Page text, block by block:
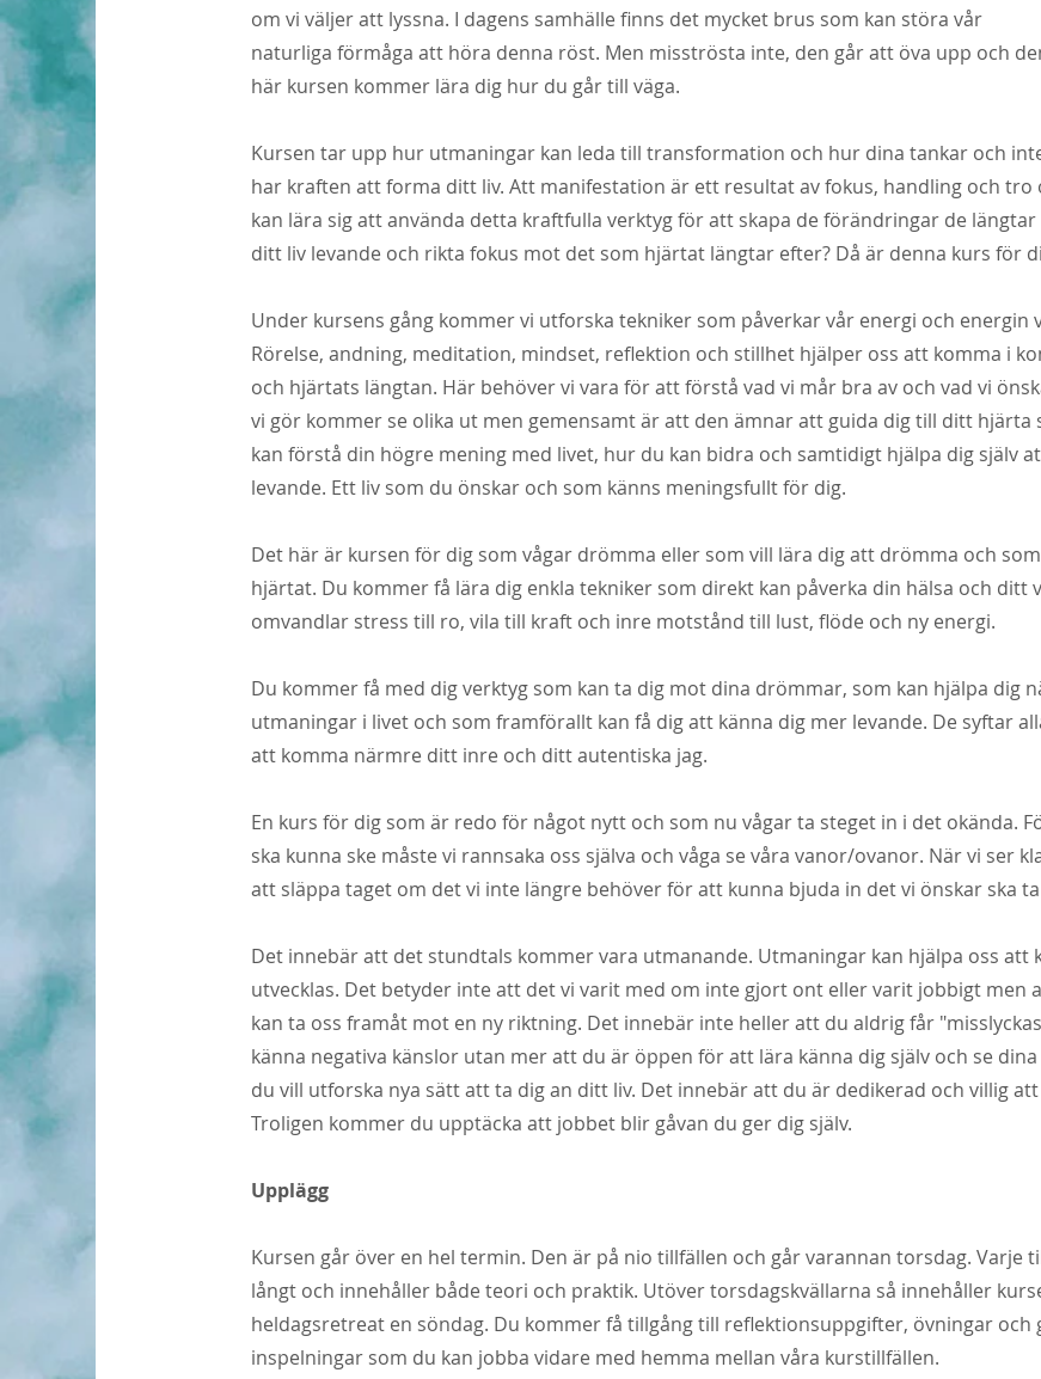
om vi väljer att lyssna. I dagens samhälle finns det mycket brus som kan störa vår
naturliga förmåga att höra denna röst. Men misströsta inte, den går att öva upp och
här kursen kommer lära dig hur du går till väga.
Kursen tar upp hur utmaningar kan leda till transformation och hur dina tankar och
har kraften att forma ditt liv. Att manifestation är ett resultat av fokus, handling och tro
kan lära sig att använda detta kraftfulla verktyg föratt skapa de förändringar de längtar
ditt liv levande och rikta fokus mot det som hjärtat längtar efter? Då är denna kurs för
Under kursens gång kommer vi utforska tekniker som påverkar vår energi och energin
Rörelse, andning, meditation, mindset, reflektion och stillhet hjälper oss att komma i
och hjärtats längtan. Här behöver vi vara för att förstå vad vi mår bra av och vad vi
vi gör kommer se olika ut men gemensamt är att den ämnar att guida dig till ditt hjärta
kan förstå din högre mening med livet, hur du kan bidra och samtidigt hjälpa dig själv
levande. Ett liv som du önskar och som känns meningsfullt för dig.
Det här är kursen för dig som vågar drömma eller som vill lära dig att drömma och
hjärtat. Du kommer få lära dig enkla tekniker som direkt kan påverka din hälsa och ditt
omvandlar stress till ro, vila till kraft och inre motstånd till lust, flöde och ny energi.
Du kommer få med dig verktyg som kan ta dig mot dina drömmar, som kan hjälpa dig
utmaningar i livet och som framförallt kan få dig att känna dig mer levande. De syftar
att komma närmre ditt inre och ditt autentiska jag.
En kurs för dig som är redo för något nytt och som nu vågar ta steget in i det okända.
ska kunna ske måste vi rannsaka oss själva och våga se våra vanor/ovanor. När vi ser
att släppa taget om det vi inte längre behöver för att kunna bjuda in det vi önskar ska
Det innebär att det stundtals kommer vara utmanande. Utmaningar kan hjälpa oss att
utvecklas. Det betyder inte att det vi varit med om inte gjort ont eller varit jobbigt men
kan ta oss framåt mot en ny riktning. Det innebär inte heller att du aldrig får
känna negativa känslor utan mer att du är öppen för att lära känna dig själv och se
du vill utforska nya sätt att ta dig an ditt liv. Det innebär att du är dedikerad och villig
Troligen kommer du upptäcka att jobbet blir gåvan du ger dig själv.
Upplägg
Kursen går över en hel termin. Den är på nio tillfällen och går varannan torsdag. Varje
långt och innehåller både teori och praktik. Utöver torsdagskvällarna så innehåller
heldagsretreat en söndag. Du kommer få tillgång till reflektionsuppgifter, övningar och
inspelningar som du kan jobba vidare med hemma mellan våra kurstillfällen.